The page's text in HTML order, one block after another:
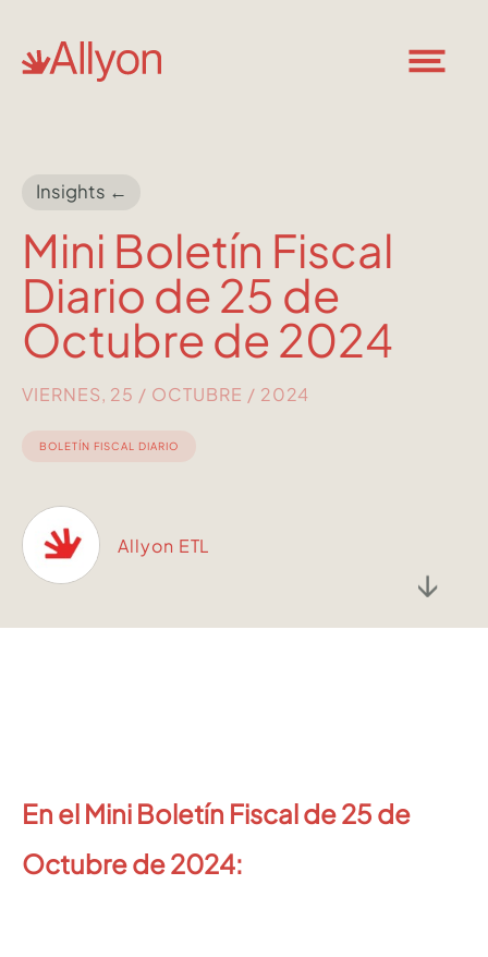
↓
Insights ←
Mini Boletín Fiscal
Diario de 25 de
Octubre de 2024
VIERNES, 25 / OCTUBRE / 2024
BOLETÍN FISCAL DIARIO
Allyon ETL
En el Mini Boletín Fiscal de 25 de
Octubre de 2024: